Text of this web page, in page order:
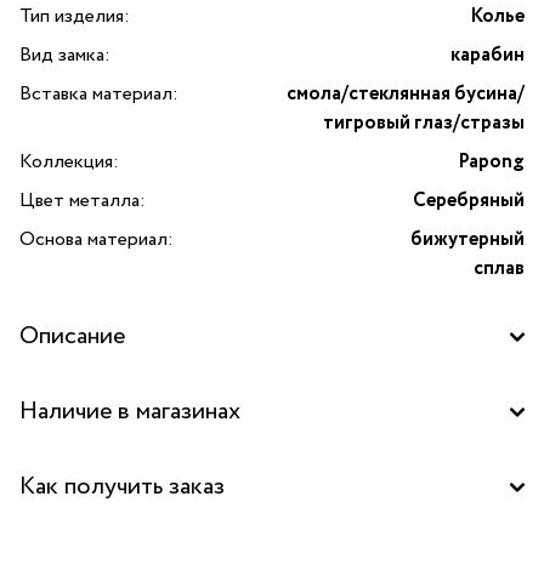
Тип изделия:
Колье
Вид замка:
карабин
Вставка материал:
смола/стеклянная бусина/
тигровый глаз/стразы
Коллекция:
Papong
Цвет металла:
Серебряный
Основа материал:
бижутерный
сплав
Описание
Papong, украшенным цветной смолой и восхитительной
украшение представляет собой гармоничное сочетание
Наличие в магазинах
Бутик "La Nature" в ТД "Дружба", Москва
Как получить заказ